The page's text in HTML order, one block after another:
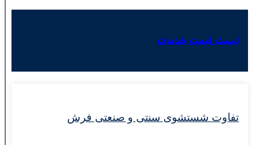
لیست قیمت خدمات
تفاوت شستشوی سنتی و صنعتی فرش